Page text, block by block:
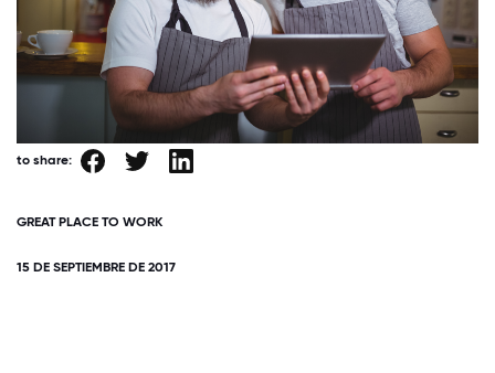
to share:
GREAT PLACE TO WORK
15 DE SEPTIEMBRE DE 2017